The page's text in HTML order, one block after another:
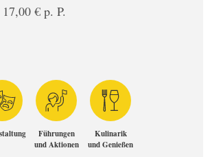
17,00 € p. P.
Führungen
und Aktionen
Kulinarik
und Genießen